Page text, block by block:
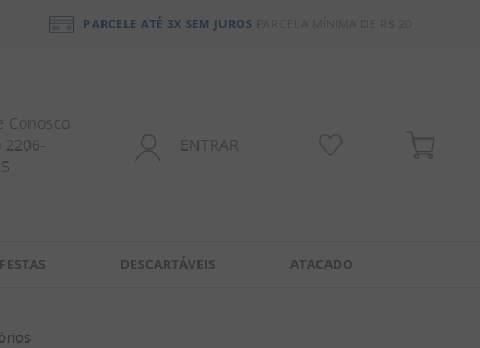
PARCELE ATÉ 3X SEM JUROS PARCELA MÍNIMA DE R$ 20
Conosco
2206-
ENTRAR
FESTAS DESCARTÁVEIS ATACADO